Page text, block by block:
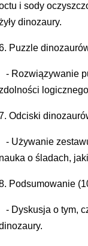
i sody
dinozaury.
Puzzle
- Rozwiązywanie
Odciski
- Używanie
o śladach,
Podsumowanie
- Dyskusja o tym,